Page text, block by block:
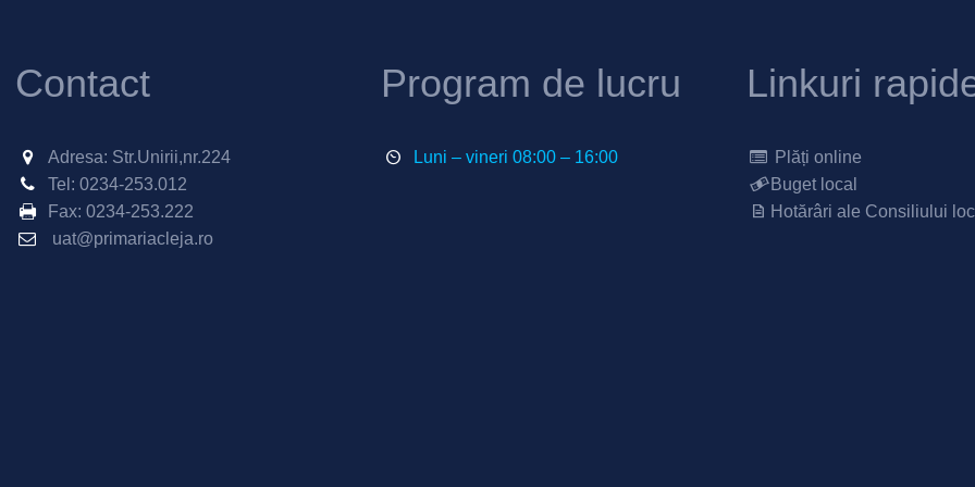
Contact
Adresa: Str.Unirii,nr.224
Tel: 0234-253.012
Fax: 0234-253.222
uat@primariacleja.ro
Program de lucru
Luni – vineri 08:00 – 16:00
Linkuri
Plăți online
Buget local
Hotărâri ale Consiliului